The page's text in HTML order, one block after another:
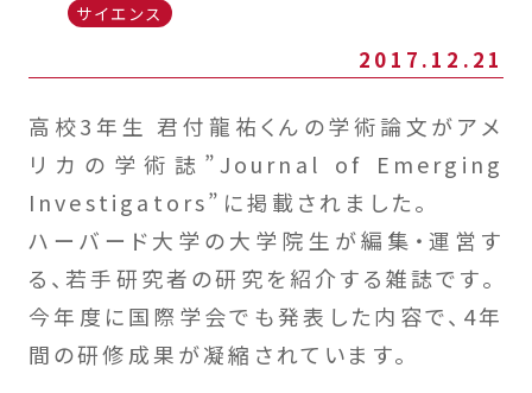
サイエンス
2017.12.21
高校3年生 君付龍祐くんの学術論文がアメ
リカの学術誌”Journal of Emerging
Investigators”に掲載されました。
ハーバード大学の大学院生が編集・運営す
る、若手研究者の研究を紹介する雑誌です。
今年度に国際学会でも発表した内容で、4年
間の研修成果が凝縮されています。